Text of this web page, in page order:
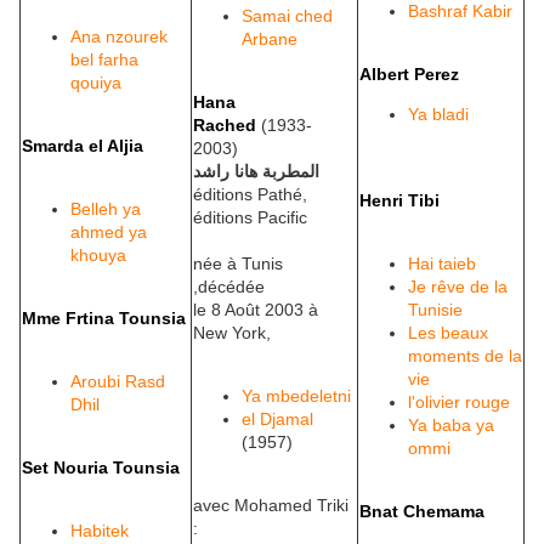
Ana nzourek
bel farha
qouiya
Smarda el Aljia
Belleh ya
ahmed ya
khouya
Mme Frtina Tounsia
Aroubi Rasd
Dhil
Set Nouria Tounsia
Habitek
Samai ched
Arbane
Hana
Rached (1933-
2003)
المطربة هانا راشد
éditions Pathé,
éditions Pacific
née à Tunis
,décédée
le 8 Août 2003 à
New York,
Ya mbedeletni
el Djamal
(1957)
avec Mohamed Triki
:
Bashraf Kabir
Albert Perez
Ya bladi
Henri Tibi
Hai taieb
Je rêve de la
Tunisie
Les beaux
moments de la
vie
l'olivier rouge
Ya baba ya
ommi
Bnat Chemama